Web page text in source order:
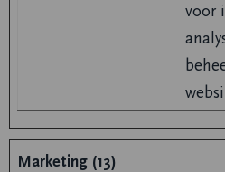
voor
Marketing (13)